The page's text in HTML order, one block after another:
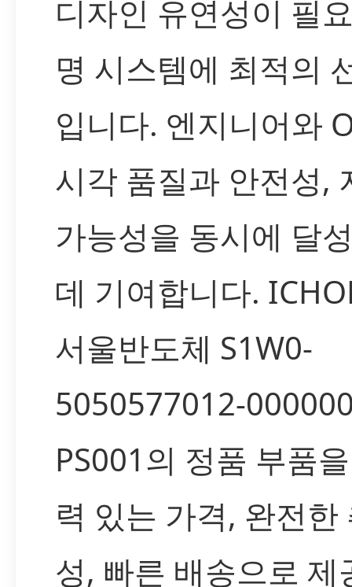
디자인 유연성이 필
명 시스템에 최적의
입니다. 엔지니어와
시각 품질과 안전성,
가능성을 동시에 달
데 기여합니다.
서울반도체 S1W0-
5050577012-
PS001의 정품 부품
력 있는 가격, 완전한
성, 빠른 배송으로 제